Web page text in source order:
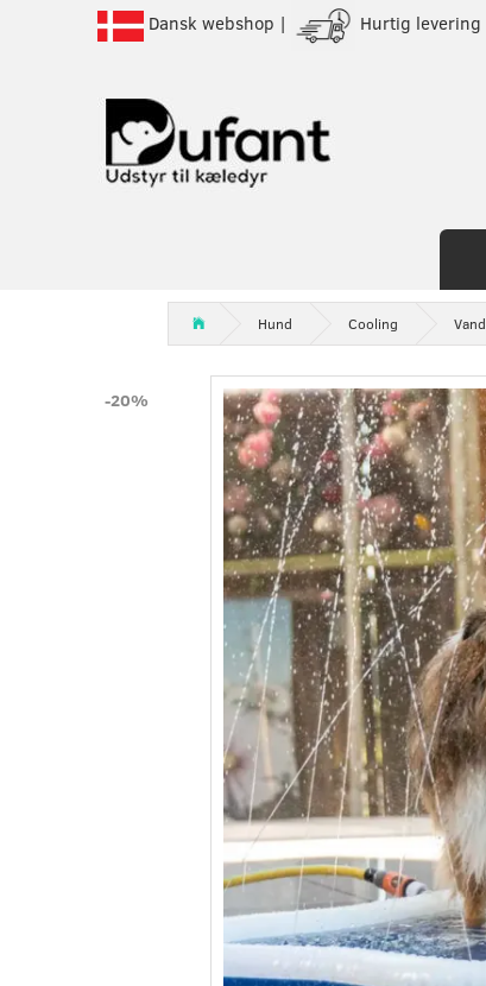
Dansk webshop | Hurtig levering
Hund Cooling
-20%